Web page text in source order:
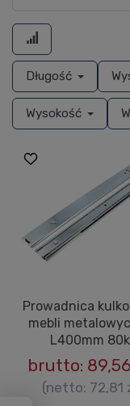
Długość
Wysokość
Prowadnica
mebli
L400mm
brutto:
(netto: 72,81